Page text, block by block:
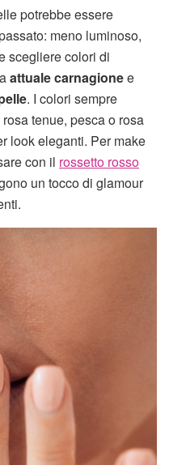
potrebbe essere
meno luminoso,
scegliere colori di
attuale carnagionee
. I colori sempre
tenue, pesca o rosa
look eleganti. Per make
con il rossetto rosso
un tocco di glamour